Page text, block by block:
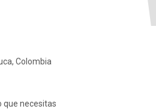
Colombia
que necesitas